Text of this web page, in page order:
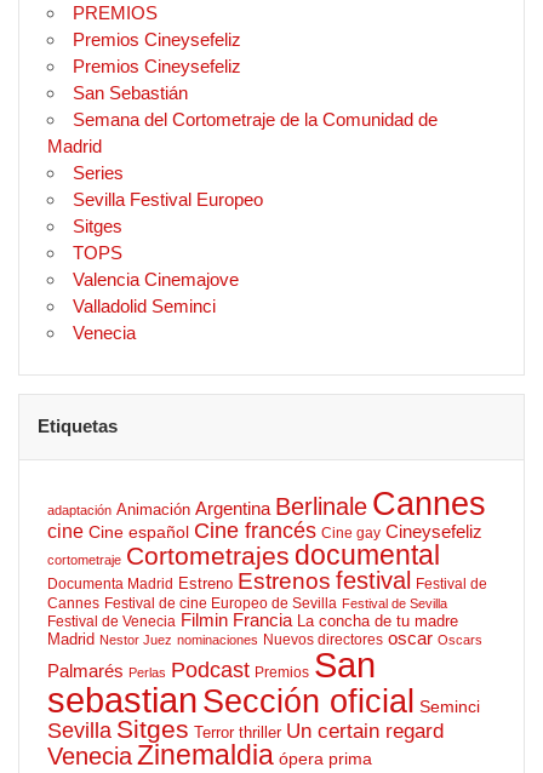
PREMIOS
Premios Cineysefeliz
Premios Cineysefeliz
San Sebastián
Semana del Cortometraje de la Comunidad de
Madrid
Series
Sevilla Festival Europeo
Sitges
TOPS
Valencia Cinemajove
Valladolid Seminci
Venecia
Etiquetas
adaptación Animación Argentina Berlinale Cannes
cine Cine español Cine francés Cine gay Cineysefeliz
cortometraje Cortometrajes documental
Documenta Madrid Estreno Estrenos festival
Festival de
Cannes Festival de cine Europeo de Sevilla Festival de Sevilla
Festival de Venecia Filmin Francia La concha de tu madre
Madrid Nestor Juez nominaciones Nuevos directores oscar Oscars
Palmarés Perlas Podcast Premios San
sebastianSección oficial Seminci
Sevilla Sitges Terror thriller Un certain regard
VeneciaZinemaldia ópera prima